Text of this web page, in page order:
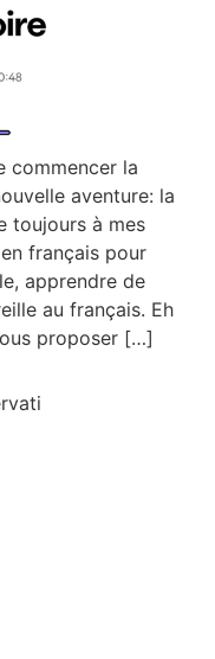
commencer la
aventure: la
toujours à mes
français pour
apprendre de
au français. Eh
proposer […]